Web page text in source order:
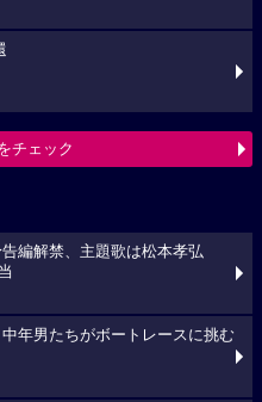
チェック
告編解禁、主題歌は松本孝弘
年男たちがボートレースに挑む